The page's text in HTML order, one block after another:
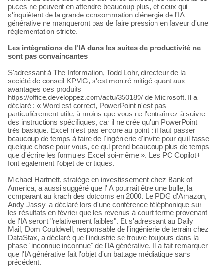
puces ne peuvent en attendre beaucoup plus, et ceux qui
s'inquiètent de la grande consommation d'énergie de l'IA
générative ne manqueront pas de faire pression en faveur d'une
réglementation stricte.
Les intégrations de l'IA dans les suites de productivité ne
sont pas convaincantes
S'adressant à The Information, Todd Lohr, directeur de la
société de conseil KPMG, s'est montré mitigé quant aux
avantages des produits
https://office.developpez.com/actu/350189/ de Microsoft. Il a
déclaré : « Word est correct, PowerPoint n'est pas
particulièrement utile, à moins que vous ne l'entraîniez à suivre
des instructions spécifiques, car il ne crée qu'un PowerPoint
très basique. Excel n'est pas encore au point : il faut passer
beaucoup de temps à faire de l'ingénierie d'invite pour qu'il fasse
quelque chose pour vous, ce qui prend beaucoup plus de temps
que d'écrire les formules Excel soi-même ». Les PC Copilot+
font également l'objet de critiques.
Michael Hartnett, stratège en investissement chez Bank of
America, a aussi suggéré que l'IA pourrait être une bulle, la
comparant au krach des dotcoms en 2000. Le PDG d'Amazon,
Andy Jassy, a déclaré lors d'une conférence téléphonique sur
les résultats en février que les revenus à court terme provenant
de l'IA seront "relativement faibles". Et s'adressant au Daily
Mail, Dom Couldwell, responsable de l'ingénierie de terrain chez
DataStax, a déclaré que l'industrie se trouve toujours dans la
phase "inconnue inconnue" de l'IA générative. Il a fait remarquer
que l'IA générative fait l'objet d'un battage médiatique sans
précédent.